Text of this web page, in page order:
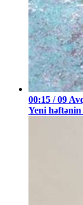
00:15 / 09
Yeni həftənin